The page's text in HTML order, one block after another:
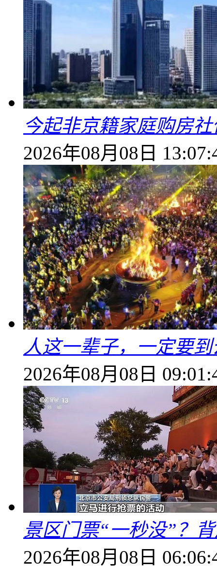
今起非京籍家庭购房
2026年08月08日
人这一辈子，一定要
2026年08月08日
景区门票“一秒没”？
2026年08月08日